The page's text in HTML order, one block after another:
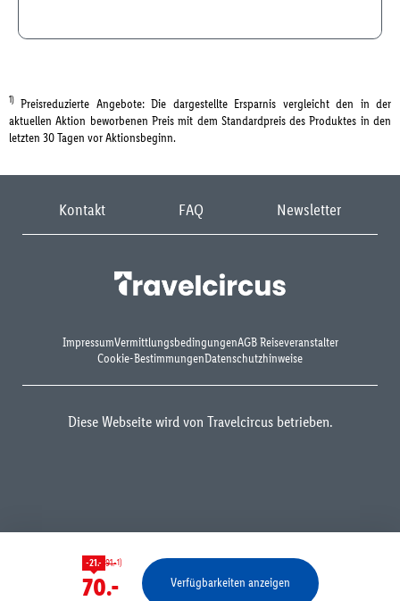
Bestätigen
-21.- 91.-1)
70.- Verfügbarkeiten anzeigen
1) Preisreduzierte Angebote: Die dargestellte Ersparnis vergleicht den in der
aktuellen Aktion beworbenen Preis mit dem Standardpreis des Produktes in den
letzten 30 Tagen vor Aktionsbeginn.
Kontakt FAQ Newsletter
ImpressumVermittlungsbedingungenAGB Reiseveranstalter
Cookie-BestimmungenDatenschutzhinweise
Diese Webseite wird von Travelcircus betrieben.